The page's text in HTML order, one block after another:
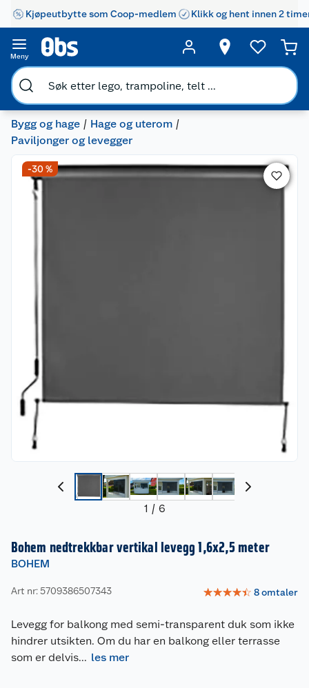
Kjøpeutbytte som Coop-medlem Klikk og hent innen 2
Meny
Bygg og hage
Hage og uterom
Paviljonger og levegger
1 / 6
-30 %
Bohem nedtrekkbar vertikal levegg 1,6x2,5 meter
BOHEM
Art nr: 5709386507343 ☆☆☆☆☆ 8omtaler
Levegg for balkong med semi-transparent duk som ikke
hindrer utsikten. Om du har en balkong eller terrasse
som er delvis... les mer